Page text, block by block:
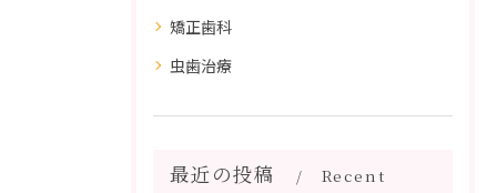
矯正歯科
虫歯治療
最近の投稿
Recent